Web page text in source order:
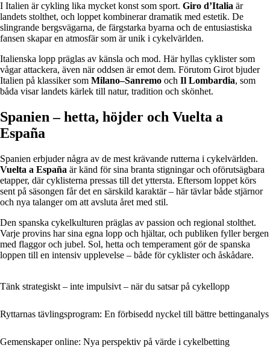
I Italien är cykling lika mycket konst som sport. Giro d’Italia är
landets stolthet, och loppet kombinerar dramatik med estetik. De
slingrande bergsvägarna, de färgstarka byarna och de entusiastiska
fansen skapar en atmosfär som är unik i cykelvärlden.
Italienska lopp präglas av känsla och mod. Här hyllas cyklister som
vågar attackera, även när oddsen är emot dem. Förutom Girot bjuder
Italien på klassiker som Milano–Sanremo och Il Lombardia, som
båda visar landets kärlek till natur, tradition och skönhet.
Spanien – hetta, höjder och Vuelta a
España
Spanien erbjuder några av de mest krävande rutterna i cykelvärlden.
Vuelta a España är känd för sina branta stigningar och oförutsägbara
etapper, där cyklisterna pressas till det yttersta. Eftersom loppet körs
sent på säsongen får det en särskild karaktär – här tävlar både stjärnor
och nya talanger om att avsluta året med stil.
Den spanska cykelkulturen präglas av passion och regional stolthet.
Varje provins har sina egna lopp och hjältar, och publiken fyller bergen
med flaggor och jubel. Sol, hetta och temperament gör de spanska
loppen till en intensiv upplevelse – både för cyklister och åskådare.
Tänk strategiskt – inte impulsivt – när du satsar på cykellopp
Ryttarnas tävlingsprogram: En förbisedd nyckel till bättre bettinganalys
Gemenskaper online: Nya perspektiv på värde i cykelbetting